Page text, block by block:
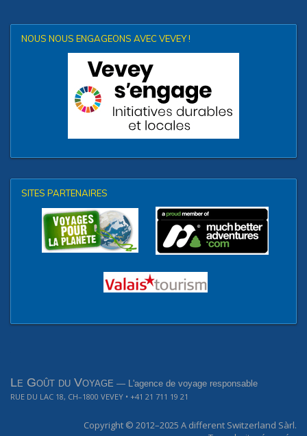
NOUS NOUS ENGAGEONS AVEC VEVEY !
SITES PARTENAIRES
Le Goût du Voyage — L'agence de voyage responsable
RUE DU LAC 18, CH–1800 VEVEY • +41 21 711 19 21
Copyright © 2012–2025 A different Switzerland Sàrl.